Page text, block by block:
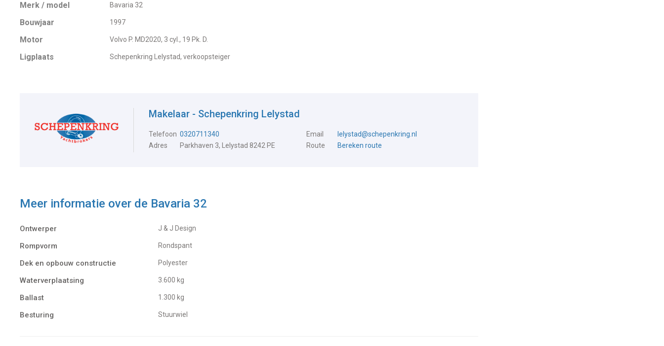
Merk / model Bavaria 32
Bouwjaar 1997
Motor Volvo P. MD2020, 3 cyl., 19 Pk. D.
Ligplaats Schepenkring Lelystad, verkoopsteiger
Makelaar - Schepenkring Lelystad
Telefoon 0320711340 Email
lelystad@schepenkring.nl
Adres
Parkhaven 3, Lelystad 8242 PE Route Bereken route
Meer informatie over de Bavaria 32
Ontwerper J & J Design
Rompvorm Rondspant
Dek en opbouw constructie Polyester
Waterverplaatsing 3.600 kg
Ballast 1.300 kg
Besturing Stuurwiel